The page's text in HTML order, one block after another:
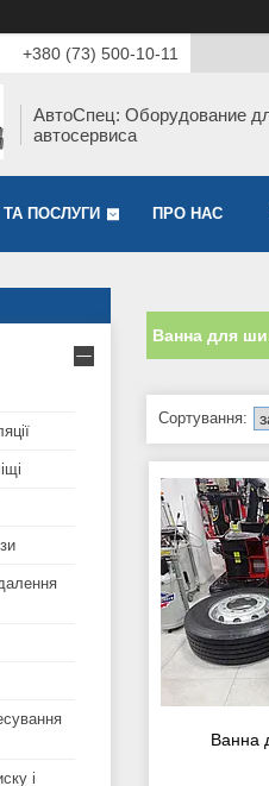
+380 (73) 500-10-11
АвтоСпец: Оборудование
автосервиса
ПОСЛУГИ ПРО НАС
Ванна для
Ванна
і